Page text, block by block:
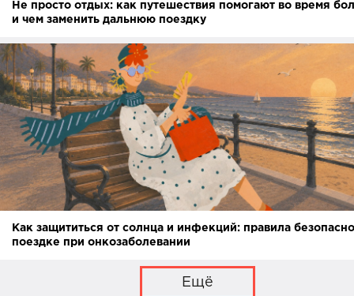
Не просто отдых: как путешествия помогают во время
и чем заменить дальнюю поездку
Как защититься от солнца и инфекций: правила
поездке при онкозаболевании
Ещё